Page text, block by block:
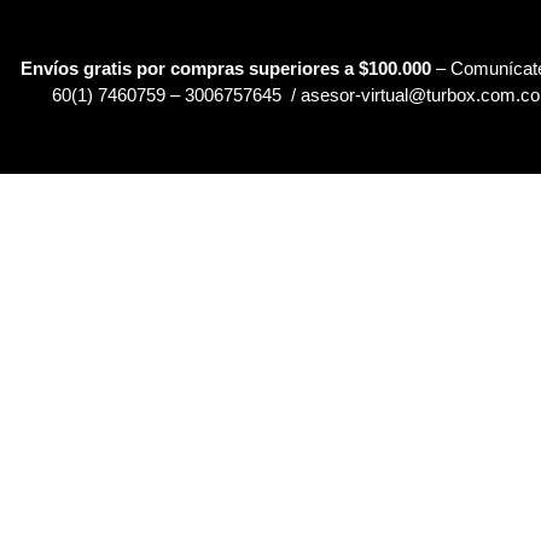
Envíos gratis por compras superiores a $100.000 –
60(1) 7460759 – 3006757645 / asesor-virtual@turbox.com.co